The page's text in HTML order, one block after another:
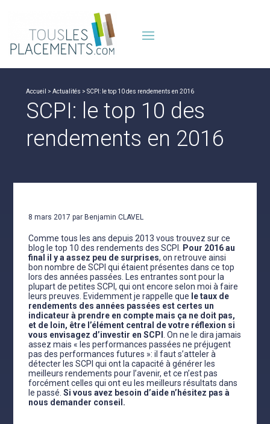
Accueil > Actualités > SCPI: le top 10 des rendements en 2016
SCPI: le top 10 des
rendements en 2016
8 mars 2017 par Benjamin CLAVEL
Comme tous les ans depuis 2013 vous trouvez sur ce
blog le top 10 des rendements des SCPI.
Pour 2016 au
final il y a assez peu de surprises, on retrouve ainsi
bon nombre de SCPI qui étaient présentes dans ce top
lors des années passées. Les entrantes sont pour la
plupart de petites SCPI, qui ont encore selon moi à faire
leurs preuves. Evidemment je rappelle que le taux de
rendements des années passées est certes un
indicateur à prendre en compte mais ça ne doit pas,
et de loin, être l’élément central de votre réflexion si
vous envisagez d’investir en SCPI
. On ne le dira jamais
assez mais « les performances passées ne préjugent
pas des performances futures »: il faut s’atteler à
détecter les SCPI qui ont la capacité à générer les
meilleurs rendements pour l’avenir, et ce n’est pas
forcément celles qui ont eu les meilleurs résultats dans
le passé.Si vous avez besoin d’aide n’hésitez pas à
nous demander conseil.